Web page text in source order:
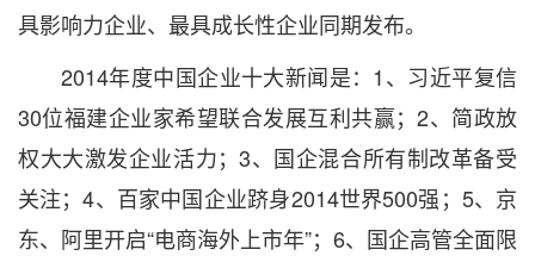
具影响力企业、最具成长性企业同期发布。
2014年度中国企业十大新闻是：1、习近平复信
30位福建企业家希望联合发展互利共赢；2、简政放
权大大激发企业活力；3、国企混合所有制改革备受
关注；4、百家中国企业跻身2014世界500强；5、京
东、阿里开启“电商海外上市年”；6、国企高管全面限